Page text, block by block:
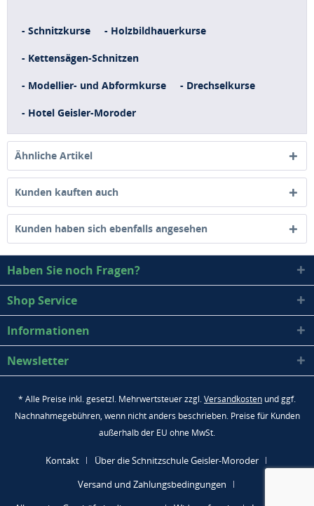
- Schnitzkurse - Holzbildhauerkurse
- Kettensägen-Schnitzen
- Modellier- und Abformkurse - Drechselkurse
- Hotel Geisler-Moroder
Ähnliche Artikel
Kunden kauften auch
Kunden haben sich ebenfalls angesehen
Haben Sie noch Fragen?
Shop Service
Informationen
Newsletter
* Alle Preise inkl. gesetzl. Mehrwertsteuer zzgl.Versandkosten und ggf.
Nachnahmegebühren, wenn nicht anders beschrieben. Preise für Kunden
außerhalb der EU ohne MwSt.
Kontakt
Über die Schnitzschule Geisler-Moroder
Versand und Zahlungsbedingungen